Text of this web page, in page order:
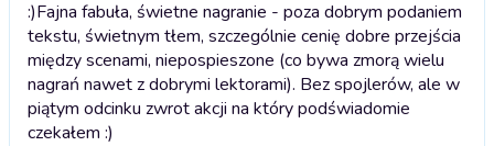
:)Fajna fabuła, świetne nagranie - poza dobrym podaniem
tekstu, świetnym tłem, szczególnie cenię dobre przejścia
między scenami, niepospieszone (co bywa zmorą wielu
nagrań nawet z dobrymi lektorami). Bez spojlerów, ale w
piątym odcinku zwrot akcji na który podświadomie
czekałem :)